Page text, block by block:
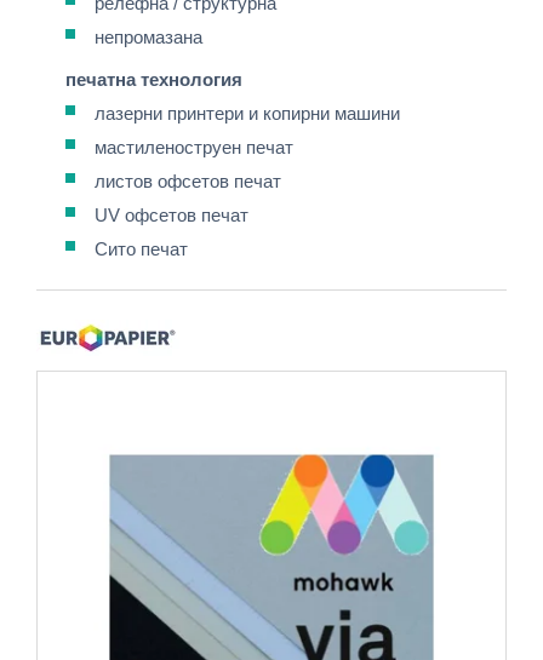
непромазана
печатна технология
лазерни принтери и копирни машини
мастиленоструен печат
листов офсетов печат
UV офсетов печат
Сито печат